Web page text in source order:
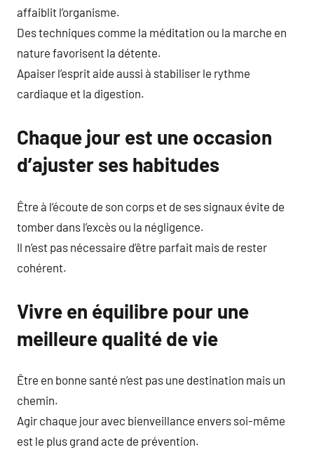
affaiblit l’organisme.
Des techniques comme la méditation ou la marche en
nature favorisent la détente.
Apaiser l’esprit aide aussi à stabiliser le rythme
cardiaque et la digestion.
Chaque jour est une occasion
d’ajuster ses habitudes
Être à l’écoute de son corps et de ses signaux évite de
tomber dans l’excès ou la négligence.
Il n’est pas nécessaire d’être parfait mais de rester
cohérent.
Vivre en équilibre pour une
meilleure qualité de vie
Être en bonne santé n’est pas une destination mais un
chemin.
Agir chaque jour avec bienveillance envers soi-même
est le plus grand acte de prévention.